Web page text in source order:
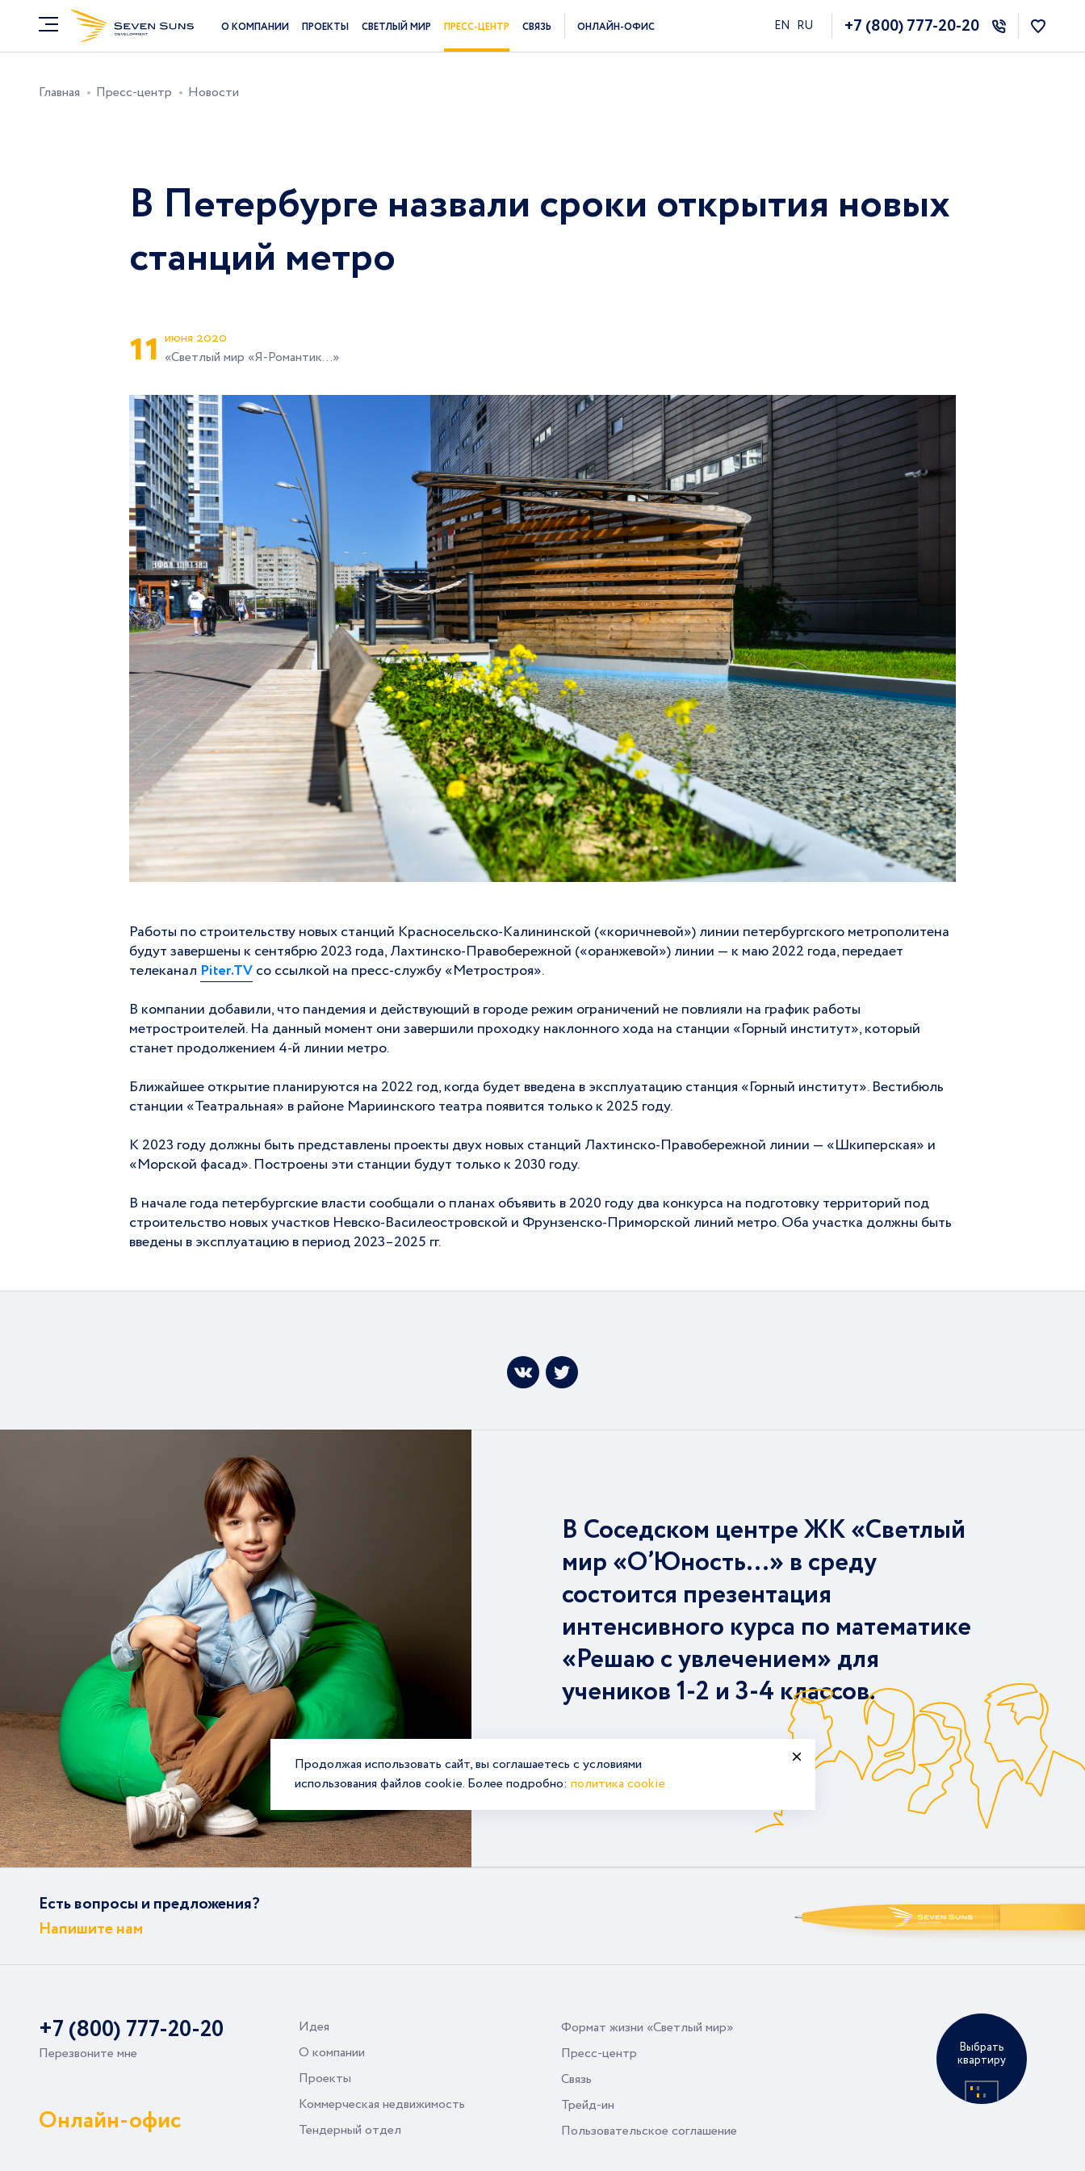
Продолжая использовать сайт, вы соглашаетесь с условиями
использования файлов cookie. Более подробно: политика cookie
О КОМПАНИИ ПРОЕКТЫ СВЕТЛЫЙ МИР ПРЕСС-ЦЕНТР СВЯЗЬ ОНЛАЙН-ОФИС EN RU +7 (800) 777-20-20
Выбрать
квартиру
Главная Пресс-центр Новости
В Петербурге назвали сроки открытия новых
станций метро
11 июня 2020
«Светлый мир «Я-Романтик...»
Работы по строительству новых станций Красносельско-Калининской («коричневой») линии петербургского метрополитена
будут завершены к сентябрю 2023 года, Лахтинско-Правобережной («оранжевой») линии — к маю 2022 года, передает
телеканал Piter.TVсо ссылкой на пресс-службу «Метростроя».
В компании добавили, что пандемия и действующий в городе режим ограничений не повлияли на график работы
метростроителей. На данный момент они завершили проходку наклонного хода на станции «Горный институт», который
станет продолжением 4-й линии метро.
Ближайшее открытие планируются на 2022 год, когда будет введена в эксплуатацию станция «Горный институт». Вестибюль
станции «Театральная» в районе Мариинского театра появится только к 2025 году.
К 2023 году должны быть представлены проекты двух новых станций Лахтинско-Правобережной линии — «Шкиперская» и
«Морской фасад». Построены эти станции будут только к 2030 году.
В начале года петербургские власти сообщали о планах объявить в 2020 году два конкурса на подготовку территорий под
строительство новых участков Невско-Василеостровской и Фрунзенско-Приморской линий метро. Оба участка должны быть
введены в эксплуатацию в период 2023–2025 гг.
В Соседском центре ЖК «Светлый
мир «О’Юность…» в среду
состоится презентация
интенсивного курса по математике
«Решаю с увлечением» для
учеников 1-2 и 3-4 классов.
Подробнее
Есть вопросы и предложения?
Напишите нам
+7 (800) 777-20-20
Перезвоните мне
Онлайн-офис
Идея
О компании
Проекты
Коммерческая недвижимость
Тендерный отдел
Формат жизни «Светлый мир»
Пресс-центр
Связь
Трейд-ин
Пользовательское соглашение